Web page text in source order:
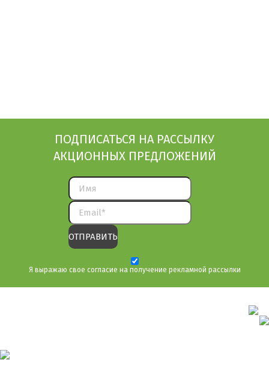
ПОДПИСАТЬСЯ НА РАССЫЛКУ
АКЦИОННЫХ ПРЕДЛОЖЕНИЙ
Я выражаю свое согласие на получение рекламной рассылки